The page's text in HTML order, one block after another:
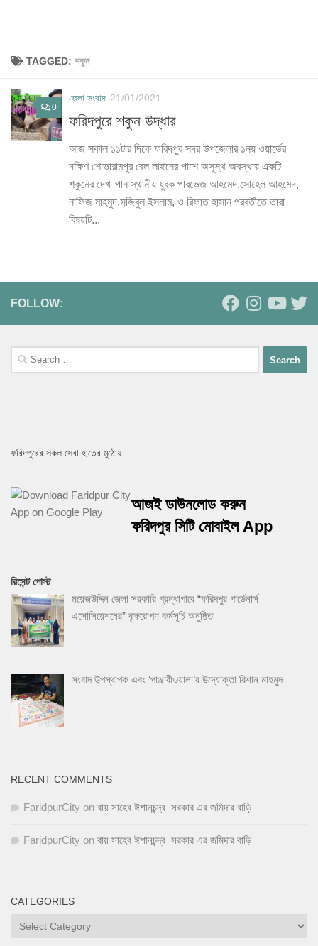
TAGGED: শকুন
0
জেলা সংবাদ 21/01/2021
ফরিদপুরে শকুন উদ্ধার
আজ সকাল ১১টার দিকে ফরিদপুর সদর উপজেলার ১নয় ওয়ার্ডের
দক্ষিণ শোভারামপুর রেল লাইনের পাশে অসুস্থ অবস্থায় একটি
শকুনের দেখা পান স্থানীয় যুবক পারভেজ আহমেদ,সোহেল আহমেদ,
নাফিজ মাহমুদ,সজিবুল ইসলাম, ও রিফাত হাসান পরবর্তীতে তারা
বিষয়টি...
FOLLOW:
Search
for:
ফরিদপুরের সকল সেবা হাতের মুঠোয়
আজই ডাউনলোড করুন
ফরিদপুর সিটি মোবাইল App
রিসেন্ট পোস্ট
ময়েজউদ্দিন জেলা সরকারি গ্রন্থাগারে “ফরিদপুর গার্ডেনার্স
এসোসিয়েশনের” বৃক্ষরোপণ কর্মসূচি অনুষ্ঠিত
সংবাদ উপস্থাপক এবং ‘পাঞ্জাবীওয়ালা’র উদ্যোক্তা রিশান মাহমুদ
RECENT COMMENTS
FaridpurCity on রায় সাহেব ঈশানচন্দ্র সরকার এর জমিদার বাড়ি
FaridpurCity on রায় সাহেব ঈশানচন্দ্র সরকার এর জমিদার বাড়ি
CATEGORIES
Categories